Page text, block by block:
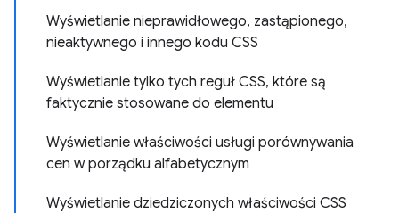
Wyświetlanie nieprawidłowego, zastąpionego,
nieaktywnego i innego kodu CSS
Wyświetlanie tylko tych reguł CSS, które są
faktycznie stosowane do elementu
Wyświetlanie właściwości usługi porównywania
cen w porządku alfabetycznym
Wyświetlanie dziedziczonych właściwości CSS